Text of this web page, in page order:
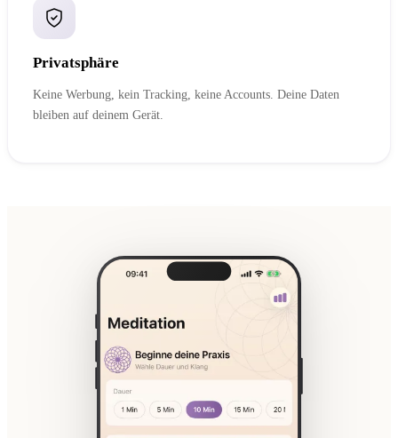
Privatsphäre
Keine Werbung, kein Tracking, keine Accounts. Deine Daten
bleiben auf deinem Gerät.